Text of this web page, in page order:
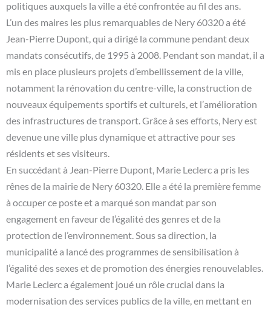
politiques auxquels la ville a été confrontée au fil des ans.
L’un des maires les plus remarquables de Nery 60320 a été
Jean-Pierre Dupont, qui a dirigé la commune pendant deux
mandats consécutifs, de 1995 à 2008. Pendant son mandat, il a
mis en place plusieurs projets d’embellissement de la ville,
notamment la rénovation du centre-ville, la construction de
nouveaux équipements sportifs et culturels, et l’amélioration
des infrastructures de transport. Grâce à ses efforts, Nery est
devenue une ville plus dynamique et attractive pour ses
résidents et ses visiteurs.
En succédant à Jean-Pierre Dupont, Marie Leclerc a pris les
rênes de la mairie de Nery 60320. Elle a été la première femme
à occuper ce poste et a marqué son mandat par son
engagement en faveur de l’égalité des genres et de la
protection de l’environnement. Sous sa direction, la
municipalité a lancé des programmes de sensibilisation à
l’égalité des sexes et de promotion des énergies renouvelables.
Marie Leclerc a également joué un rôle crucial dans la
modernisation des services publics de la ville, en mettant en